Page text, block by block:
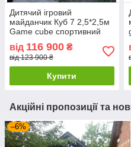
Дитячий ігровий
майданчик Куб 7 2,5*2,5м
Game cube спортивний
комплекс вуличний
дитячий комплекс
від 116 900 ₴
від 123 900 ₴
Купити
Акційні пропозиції та
–6%